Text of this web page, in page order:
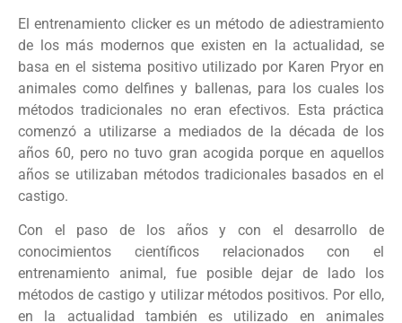
El entrenamiento clicker es un método de adiestramiento
de los más modernos que existen en la actualidad, se
basa en el sistema positivo utilizado por Karen Pryor en
animales como delfines y ballenas, para los cuales los
métodos tradicionales no eran efectivos. Esta práctica
comenzó a utilizarse a mediados de la década de los
años 60, pero no tuvo gran acogida porque en aquellos
años se utilizaban métodos tradicionales basados en el
castigo.
Con el paso de los años y con el desarrollo de
conocimientos científicos relacionados con el
entrenamiento animal, fue posible dejar de lado los
métodos de castigo y utilizar métodos positivos. Por ello,
en la actualidad también es utilizado en animales